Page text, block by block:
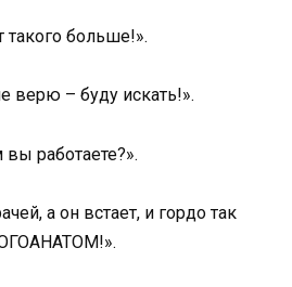
больше!».
верю – буду искать!».
работаете?».
а он встает, и гордо так